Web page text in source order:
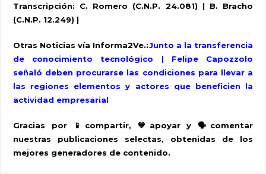
Transcripción: C. Romero (C.N.P. 24.081) | B. Bracho
(C.N.P. 12.249) |
Otras Noticias vía Informa2Ve.:Junto a la transferencia
de conocimiento tecnológico | Felipe Capozzolo
señaló deben procurarse las condiciones para llevar a
las regiones elementos y actores que beneficien la
actividad empresarial
Gracias por 📱 compartir,💙 apoyar y 🗣 ️comentar
nuestras publicaciones selectas, obtenidas de los
mejores generadores de contenido.